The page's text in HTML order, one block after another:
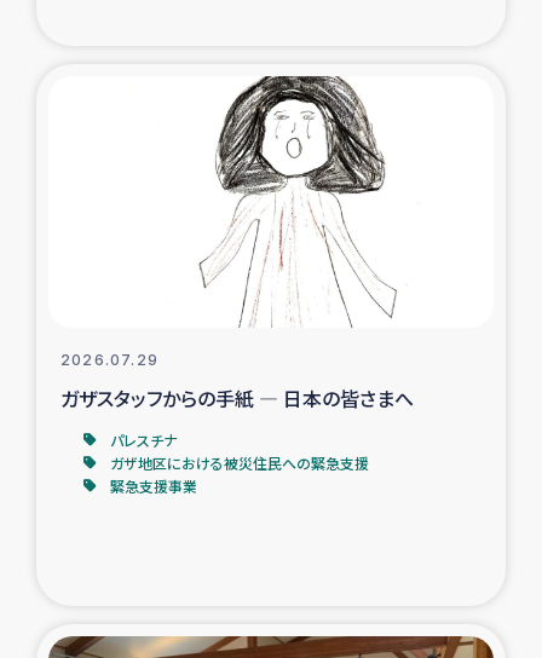
仮設住宅生活支援・農業復興支援
漁業復興支援
インターン・ボランティア日誌
経済自立支援事業
ガザ空爆被災者への食料支援と農家生産支援
ガザ地区における羊の畜産支援
2026.07.29
ガザスタッフからの手紙 ― 日本の皆さまへ
パレスチナ
ガザ地区における被災住民への緊急支援
緊急支援事業